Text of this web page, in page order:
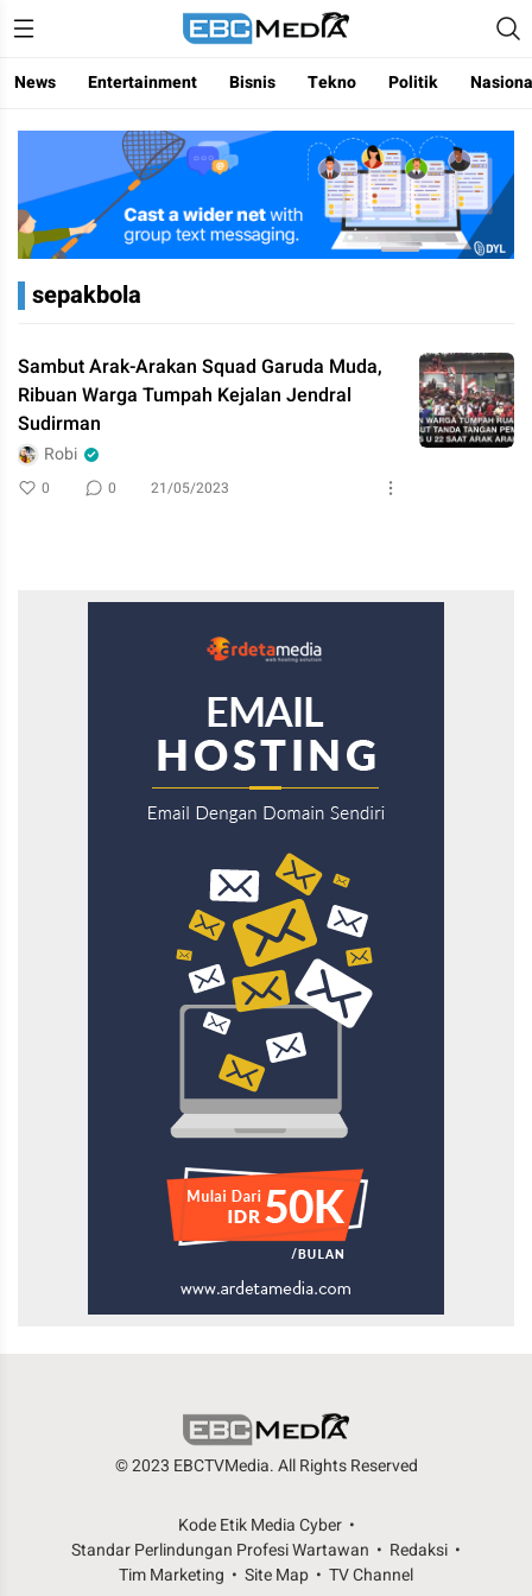
ebctvmedia
Menggapai Cakrawala Untuk Indonesia
News Entertainment Bisnis Tekno Politik
sepakbola
Sambut Arak-Arakan Squad Garuda Muda,
Ribuan Warga Tumpah Kejalan Jendral
Sudirman
Robi
0 0 21/05/2023
© 2023 EBCTVMedia. All Rights Reserved
Kode Etik Media Cyber
Standar Perlindungan Profesi Wartawan
Redaksi
Tim Marketing
Site Map TV Channel